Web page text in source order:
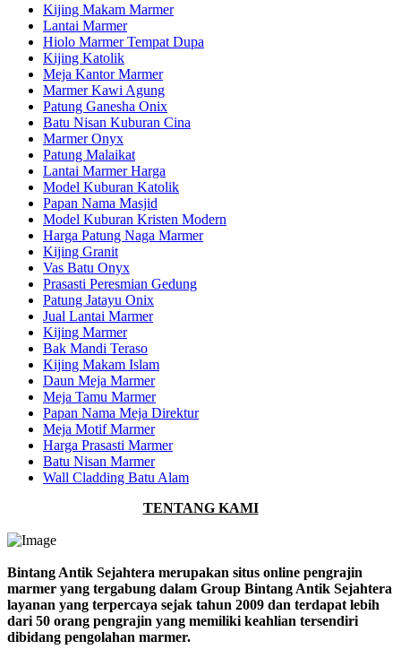
Kijing Makam Marmer
Lantai Marmer
Hiolo Marmer Tempat Dupa
Kijing Katolik
Meja Kantor Marmer
Marmer Kawi Agung
Patung Ganesha Onix
Batu Nisan Kuburan Cina
Marmer Onyx
Patung Malaikat
Lantai Marmer Harga
Model Kuburan Katolik
Papan Nama Masjid
Model Kuburan Kristen Modern
Harga Patung Naga Marmer
Kijing Granit
Vas Batu Onyx
Prasasti Peresmian Gedung
Patung Jatayu Onix
Jual Lantai Marmer
Kijing Marmer
Bak Mandi Teraso
Kijing Makam Islam
Daun Meja Marmer
Meja Tamu Marmer
Papan Nama Meja Direktur
Meja Motif Marmer
Harga Prasasti Marmer
Batu Nisan Marmer
Wall Cladding Batu Alam
TENTANG KAMI
Bintang Antik Sejahtera merupakan situs online pengrajin
marmer yang tergabung dalam Group Bintang Antik Sejahtera
layanan yang terpercaya sejak tahun 2009 dan terdapat lebih
dari 50 orang pengrajin yang memiliki keahlian tersendiri
dibidang pengolahan marmer.